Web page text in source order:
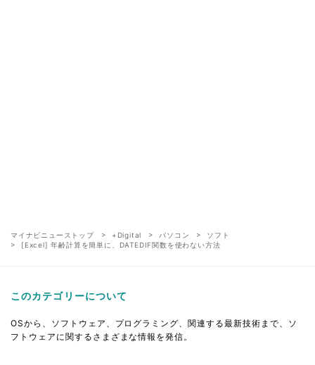
マイナビニューストップ +Digital パソコン
ソフト
[Excel] 年齢計算を簡単に、DATEDIF関数を使わない方法
このカテゴリーについて
OSから、ソフトウェア、プログラミング、関連する最新技術まで、ソ
フトウェアに関するさまざまな情報を発信。